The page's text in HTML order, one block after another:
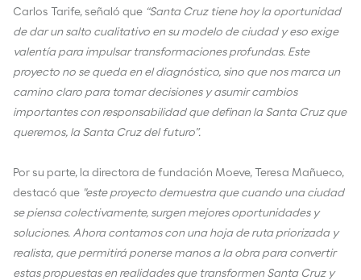
Carlos Tarife, señaló que “Santa Cruz tiene hoy la oportunidad
de dar un salto cualitativo en su modelo de ciudad y eso exige
valentía para impulsar transformaciones profundas. Este
proyecto no se queda en el diagnóstico, sino que nos marca un
camino claro para tomar decisiones y asumir cambios
importantes con responsabilidad que definan la Santa Cruz que
queremos, la Santa Cruz del futuro”.
Por su parte, la directora de fundación Moeve, Teresa Mañueco,
destacó que "este proyecto demuestra que cuando una ciudad
se piensa colectivamente, surgen mejores oportunidades y
soluciones. Ahora contamos con una hoja de ruta priorizada y
realista, que permitirá ponerse manos a la obra para convertir
estas propuestas en realidades que transformen Santa Cruz y